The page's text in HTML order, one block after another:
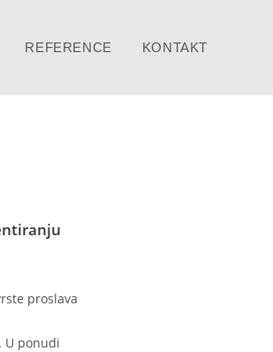
REFERENCE KONTAKT
proslava
U ponudi